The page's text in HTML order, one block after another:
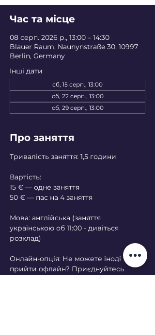
Час та місце
08 серп. 2026 р., 13:00 – 14:30
Blauer Raum, Naunynstraße 30, 10997
Berlin, Germany
Інші дати
сб, 15 серп., 13:00
сб, 22 серп., 13:00
сб, 29 серп., 13:00
Про заняття
Тривалість заняття: 1,5 години
Вартість:
15 € — одне заняття
50 € — пас на 4 заняття
Мова: англійська (заняття
українською об 11:00 - дивіться
розклад)
Онлайн-опція: Не можете іноді
прийти офлайн? Приєднуйтесь